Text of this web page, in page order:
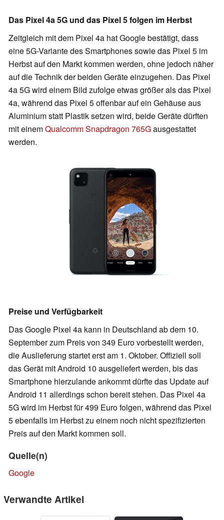
Das Pixel 4a 5G und das Pixel 5 folgen im Herbst
Zeitgleich mit dem Pixel 4a hat Google bestätigt, dass
eine 5G-Variante des Smartphones sowie das Pixel 5 im
Herbst auf den Markt kommen werden, ohne jedoch näher
auf die Technik der beiden Geräte einzugehen. Das Pixel
4a 5G wird einem Bild zufolge etwas größer als das Pixel
4a, während das Pixel 5 offenbar auf ein Gehäuse aus
Aluminium statt Plastik setzen wird, beide Geräte dürften
mit einemQualcomm Snapdragon 765Gausgestattet
werden.
Preise und Verfügbarkeit
Das Google Pixel 4a kann in Deutschland ab dem 10.
September zum Preis von 349 Euro vorbestellt werden,
die Auslieferung startet erst am 1. Oktober. Offiziell soll
das Gerät mit Android 10 ausgeliefert werden, bis das
Smartphone hierzulande ankommt dürfte das Update auf
Android 11 allerdings schon bereit stehen. Das Pixel 4a
5G wird im Herbst für 499 Euro folgen, während das Pixel
5 ebenfalls im Herbst zu einem noch nicht spezifizierten
Preis auf den Markt kommen soll.
Quelle(n)
Google
Verwandte Artikel